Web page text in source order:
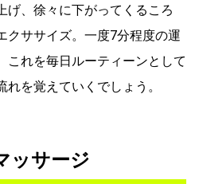
げ、徐々に下がってくるころ
クササイズ。一度7分程度の運
これを毎日ルーティーンとして
を覚えていくでしょう。
ッサージ